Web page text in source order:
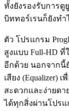
ทั้งยังรองรับการ
บิททอร์เรนก็ยังทำ
ตัว โปรแกรม
สูงแบบ Full-HD
อีกด้วย นอกจากนี้
เสียง (Equalizer)
สะดวกและง่ายด
ได้ทุกสิ่งผ่านโปร